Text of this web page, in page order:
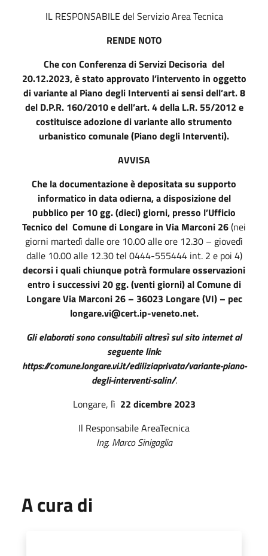
IL RESPONSABILE del Servizio Area Tecnica
RENDE NOTO
Che con Conferenza di Servizi Decisoria del
20.12.2023, è stato approvato l’intervento in oggetto
di variante al Piano degli Interventi ai sensi dell’art. 8
del D.P.R. 160/2010 e dell’art. 4 della L.R. 55/2012 e
costituisce adozione di variante allo strumento
urbanistico comunale (Piano degli Interventi).
AVVISA
Che la documentazioneè depositata su supporto
informatico in data odierna, a disposizione del
pubblico per 10 gg. (dieci) giorni, presso l’Ufficio
Tecnico del Comune di Longare in Via Marconi 26(nei
giorni martedì dalle ore 10.00 alle ore 12.30 – giovedì
dalle 10.00 alle 12.30 tel 0444-555444 int. 2 e poi 4)
decorsi i quali chiunque potrà formulare osservazioni
entro i successivi 20 gg. (venti giorni) al Comune di
Longare Via Marconi 26 – 36023 Longare (VI) – pec
longare.vi@cert.ip-veneto.net.
Gli elaborati sono consultabili altresì sul sito internet al
seguente link:
https://comune.longare.vi.it/ediliziaprivata/variante-piano-
degli-interventi-salin/.
Longare, lì 22 dicembre 2023
Il Responsabile AreaTecnica
Ing. Marco Sinigaglia
A cura di